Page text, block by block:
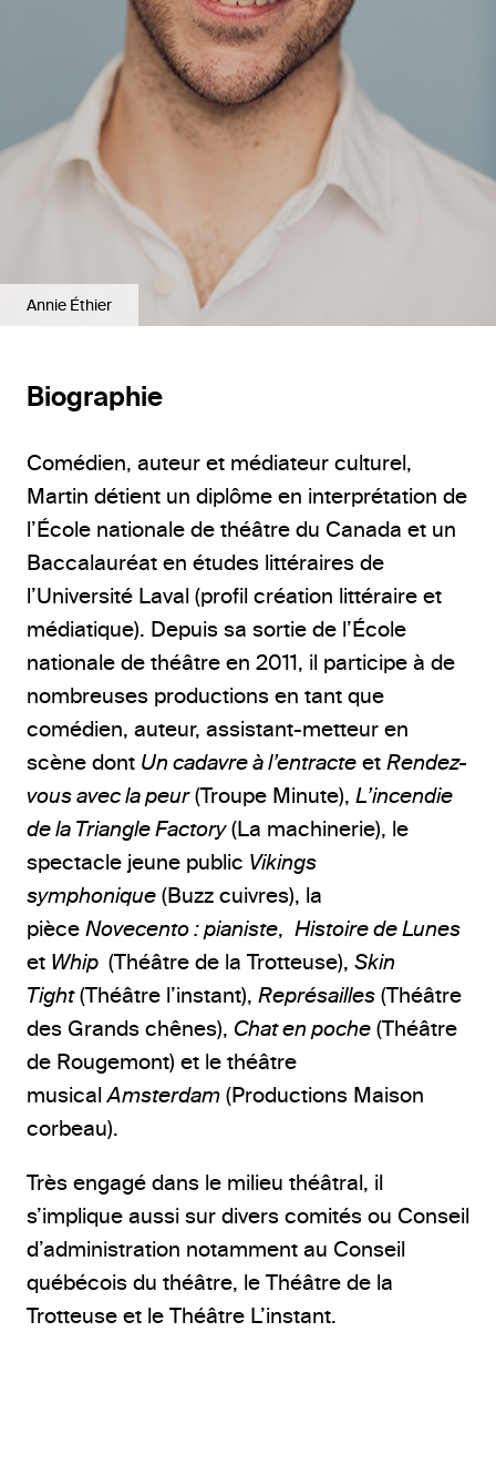
Annie Éthier
Biographie
Comédien, auteur et médiateur culturel,
Martin détient un diplôme en interprétation de
l’École nationale de théâtre du Canada et un
Baccalauréat en études littéraires de
l’Université Laval (profil création littéraire et
médiatique). Depuis sa sortie de l’École
nationale de théâtre en 2011, il participe à de
nombreuses productions en tant que
comédien, auteur, assistant-metteur en
scène dont Un cadavre à l’entracte et Rendez-
vous avec la peur(Troupe Minute), L’incendie
de la Triangle Factory(La machinerie), le
spectacle jeune public Vikings
symphonique (Buzz cuivres), la
pièce Novecento : pianiste, Histoire de Lunes
et Whip (Théâtre de la Trotteuse), Skin
Tight(Théâtre l’instant), Représailles (Théâtre
des Grands chênes), Chat en poche (Théâtre
de Rougemont) et le théâtre
musicalAmsterdam (Productions Maison
corbeau).
Très engagé dans le milieu théâtral, il
s’implique aussi sur divers comités ou Conseil
d’administration notamment au Conseil
québécois du théâtre, le Théâtre de la
Trotteuse et le Théâtre L’instant.